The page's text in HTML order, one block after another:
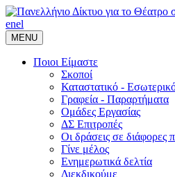
enel
MENU
Ποιοι Είμαστε
Σκοποί
Καταστατικό -
Γραφεία - Παραρτήματα
Ομάδες Εργασίας
ΔΣ Επιτροπές
Οι δράσεις σε διάφορες
Γίνε μέλος
Ενημερωτικά δελτία
Διεκδικούμε